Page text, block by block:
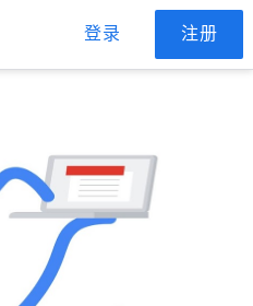
登录 注册